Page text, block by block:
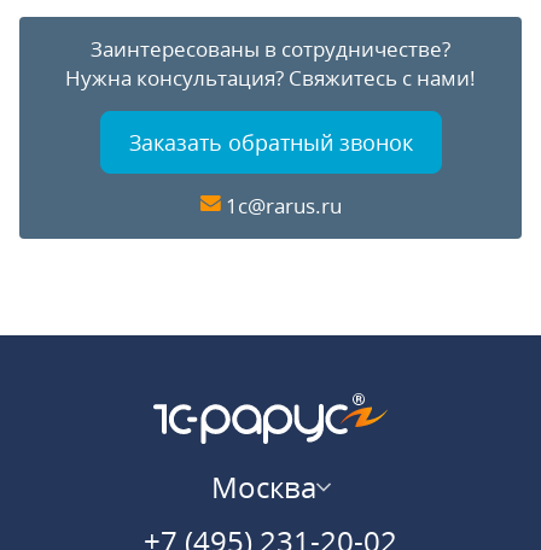
Заинтересованы в сотрудничестве?
Нужна консультация? Свяжитесь с нами!
Заказать обратный звонок
1c@rarus.ru
Москва
+7 (495) 231-20-02